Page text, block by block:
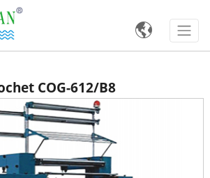

COG-612/B8